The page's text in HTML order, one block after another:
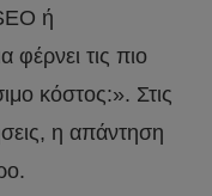
ή
φέρνει τις πιο
κόστος:». Στις
η απάντηση